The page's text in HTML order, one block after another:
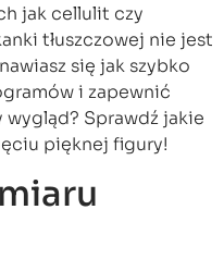
jak cellulit czy
tłuszczowej nie jest
się jak szybko
i zapewnić
wygląd? Sprawdź jakie
pięknej figury!